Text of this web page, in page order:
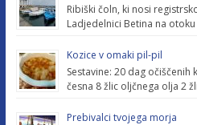
Ribiški čoln, ki nosi
Ladjedelnici Betina na
Kozice v omaki pil-pil
Sestavine: 20 dag očiščenih
česna 8 žlic oljčnega olja 2
Prebivalci tvojega morja